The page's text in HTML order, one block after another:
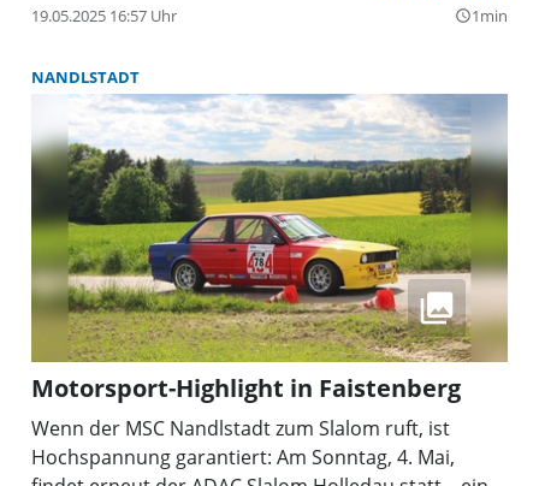
19.05.2025 16:57 Uhr query_builder1min
NANDLSTADT
Motorsport-Highlight in Faistenberg
Wenn der MSC Nandlstadt zum Slalom ruft, ist
Hochspannung garantiert: Am Sonntag, 4. Mai,